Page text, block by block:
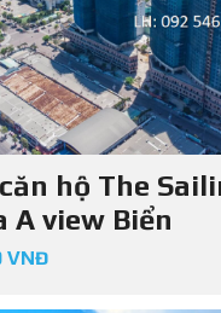
hộ The
A view Biển
VNĐ